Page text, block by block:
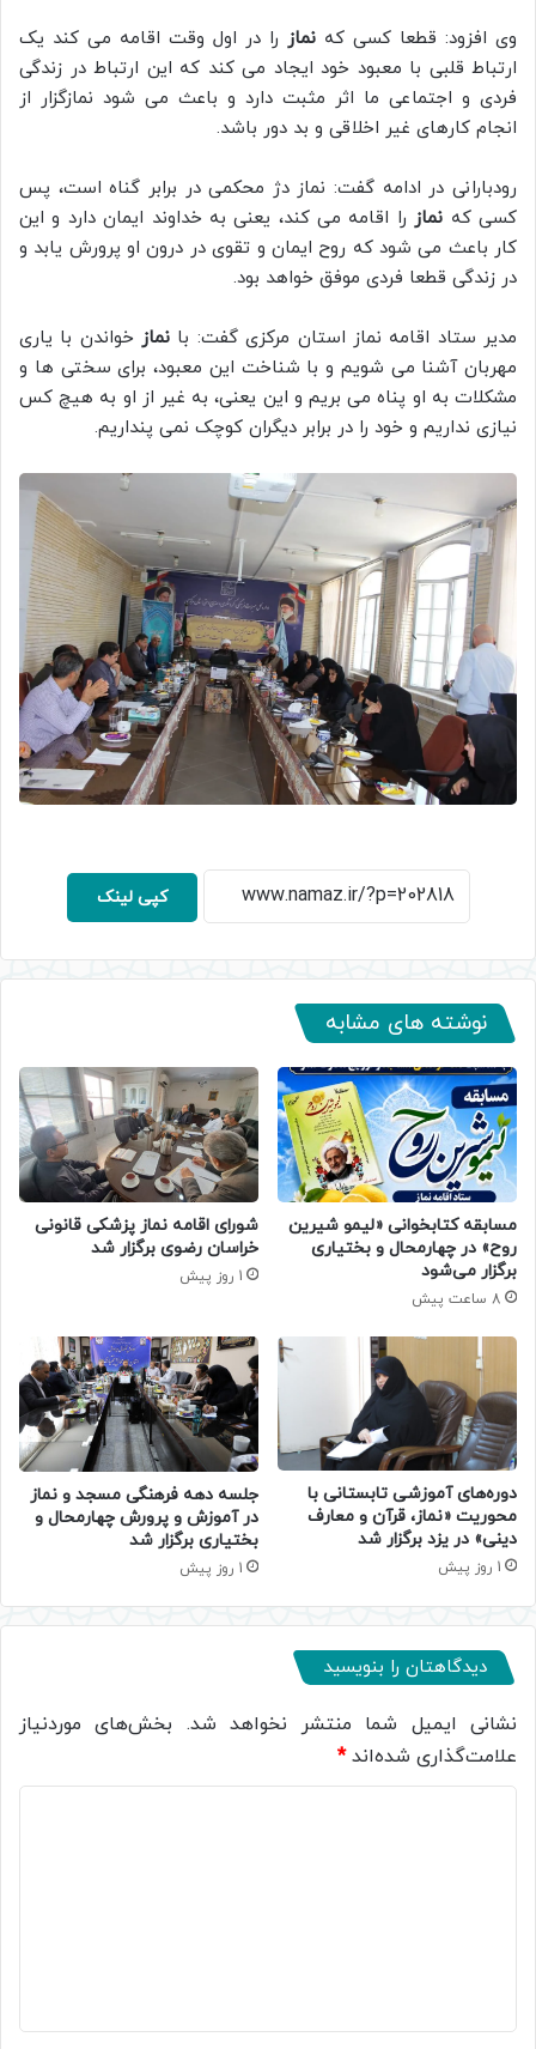
وی افزود: قطعا کسی که نماز را در اول وقت اقامه می کند یک
ارتباط قلبی با معبود خود ایجاد می کند که این ارتباط در زندگی
فردی و اجتماعی ما اثر مثبت دارد و باعث می شود نمازگزار از
انجام کارهای غیر اخلاقی و بد دور باشد.
رودبارانی در ادامه گفت: نماز دژ محکمی در برابر گناه است، پس
کسی که نماز را اقامه می کند، یعنی به خداوند ایمان دارد و این
کار باعث می شود که روح ایمان و تقوی در درون او پرورش یابد و
در زندگی قطعا فردی موفق خواهد بود.
مدیر ستاد اقامه نماز استان مرکزی گفت: با نماز خواندن با یاری
مهربان آشنا می شویم و با شناخت این معبود، برای سختی ها و
مشکلات به او پناه می بریم و این یعنی، به غیر از او به هیچ کس
نیازی نداریم و خود را در برابر دیگران کوچک نمی پنداریم.
کپی لینک
نوشته های مشابه
مسابقه کتابخوانی «لیمو شیرین
روح» در چهارمحال و بختیاری
برگزار می‌شود
8 ساعت پیش
شورای اقامه نماز پزشکی قانونی
خراسان رضوی برگزار شد
1 روز پیش
دوره‌های آموزشی تابستانی با
محوریت «نماز، قرآن و معارف
دینی» در یزد برگزار شد
1 روز پیش
جلسه دهه فرهنگی مسجد و نماز
در آموزش و پرورش چهارمحال و
بختیاری برگزار شد
1 روز پیش
دیدگاهتان را بنویسید
نشانی ایمیل شما منتشر نخواهد شد. بخش‌های موردنیاز
علامت‌گذاری شده‌اند*